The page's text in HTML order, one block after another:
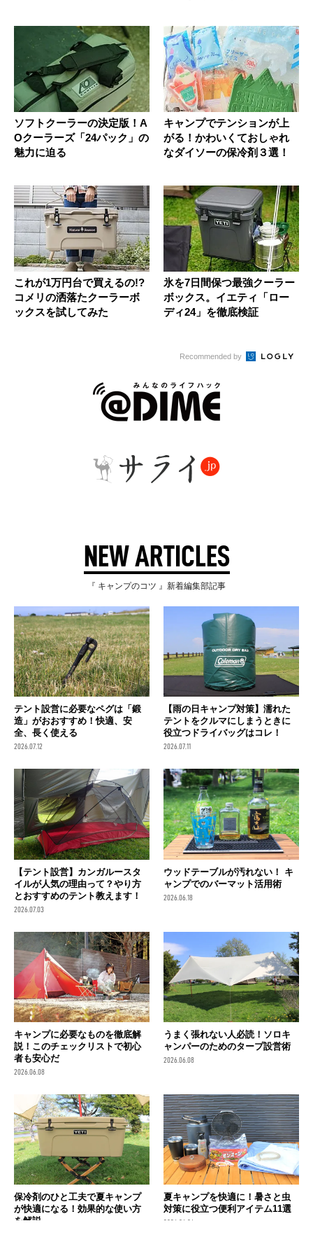
ソフトクーラーの決定版！A
Oクーラーズ「24パック」の
魅力に迫る
キャンプでテンションが上
がる！かわいくておしゃれ
なダイソーの保冷剤３選！
これが1万円台で買えるの!?
コメリの洒落たクーラーボ
ックスを試してみた
氷を7日間保つ最強クーラー
ボックス。イエティ「ロー
ディ24」を徹底検証
Recommended by
NEW ARTICLES
『 キャンプのコツ 』新着編集部記事
テント設営に必要なペグは「鍛
造」がおおすすめ！快適、安
全、長く使える
2026.07.12
【雨の日キャンプ対策】濡れた
テントをクルマにしまうときに
役立つドライバッグはコレ！
2026.07.11
【テント設営】カンガルースタ
イルが人気の理由って？やり方
とおすすめのテント教えます！
2026.07.03
ウッドテーブルが汚れない！ キ
ャンプでのバーマット活用術
2026.06.18
キャンプに必要なものを徹底解
説！このチェックリストで初心
者も安心だ
2026.06.08
うまく張れない人必読！ソロキ
ャンパーのためのタープ設営術
2026.06.08
保冷剤のひと工夫で夏キャンプ
が快適になる！効果的な使い方
を解説
夏キャンプを快適に！暑さと虫
対策に役立つ便利アイテム11選
2026.06.04